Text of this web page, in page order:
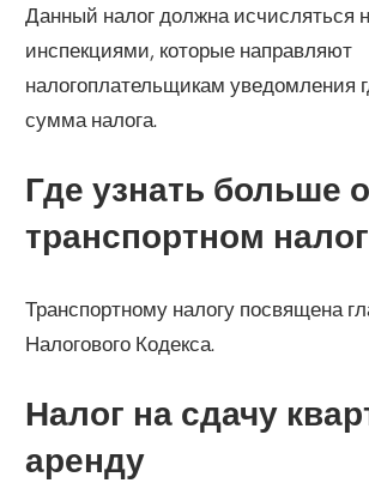
Данный налог должна исчисляться
инспекциями, которые направляют
налогоплательщикам уведомления
сумма налога.
Где узнать больше о
транспортном
Транспортному налогу посвящена
Налогового Кодекса.
Налог на сдачу
аренду